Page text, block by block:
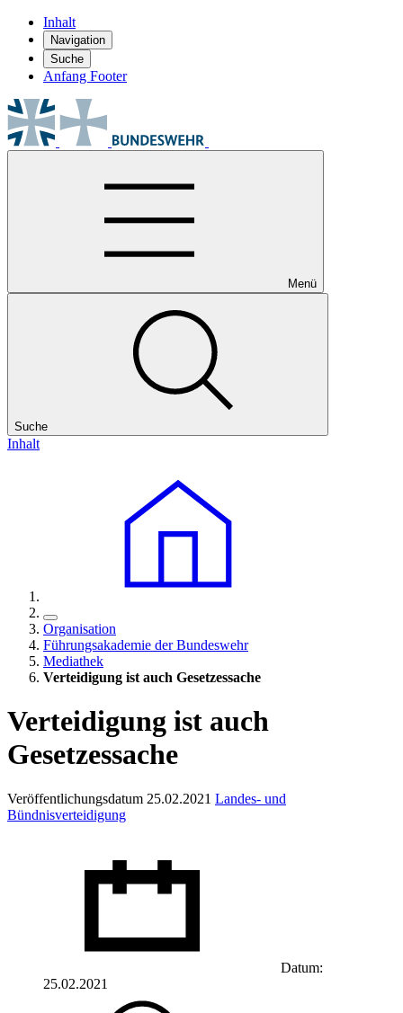
Inhalt
Navigation
Suche
Anfang Footer
Menü
Suche
Inhalt
Organisation
Führungsakademie der Bundeswehr
Mediathek
Verteidigung ist auch Gesetzessache
Verteidigung ist auch
Gesetzessache
Veröffentlichungsdatum 25.02.2021 Landes- und
Bündnisverteidigung
Datum:
25.02.2021